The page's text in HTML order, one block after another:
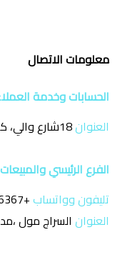
معلومات الاتصال
الحسابات وخدمة
العنوان
الفرع الرئيسي والمبيعات
تليفون وواتساب+201206246367
العنوان السراج مول